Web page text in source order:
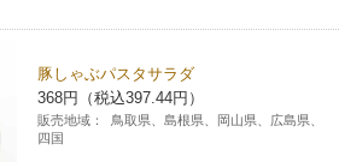
豚しゃぶパスタサラダ
368円（税込397.44円）
販売地域：
鳥取県、島根県、岡山県、広島県、
四国